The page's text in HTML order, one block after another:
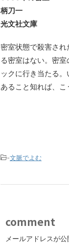
柄刀一
光文社文庫
密室状態で殺害さ
る密室はない。密
ックに行き当たる
あること知れば、こ
-文脈でよむ
comment
メールアドレスが